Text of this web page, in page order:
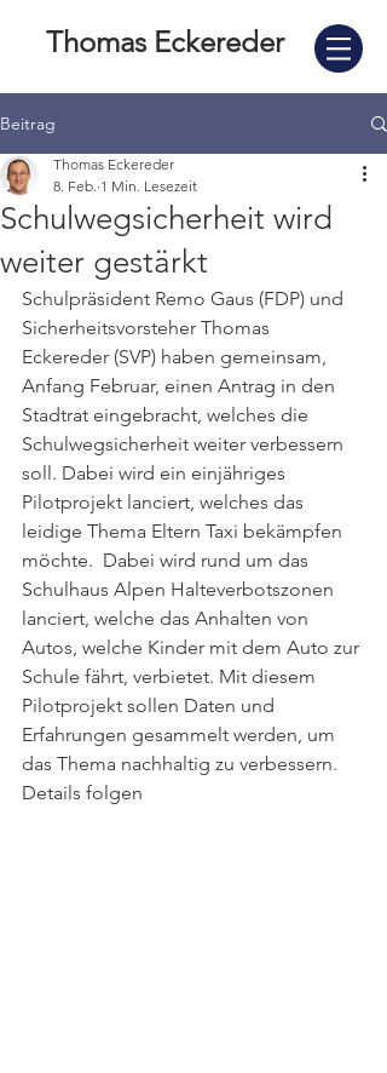
Thomas Eckereder
Beitrag
Schulwegsicherheit wird
weiter gestärkt
Thomas Eckereder
8. Feb. 1 Min. Lesezeit
Schulpräsident Remo Gaus (FDP) und
Sicherheitsvorsteher Thomas
Eckereder (SVP) haben gemeinsam,
Anfang Februar, einen Antrag in den
Stadtrat eingebracht, welches die
Schulwegsicherheit weiter verbessern
soll. Dabei wird ein einjähriges
Pilotprojekt lanciert, welches das
leidige Thema Eltern Taxi bekämpfen
möchte.  Dabei wird rund um das
Schulhaus Alpen Halteverbotszonen
lanciert, welche das Anhalten von
Autos, welche Kinder mit dem Auto zur
Schule fährt, verbietet. Mit diesem
Pilotprojekt sollen Daten und
Erfahrungen gesammelt werden, um
das Thema nachhaltig zu verbessern.
Details folgen